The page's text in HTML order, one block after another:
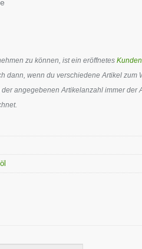
zu können, ist ein eröffnetes
dann, wenn du verschiedene Artikel zum
angegebenen Artikelanzahl immer der